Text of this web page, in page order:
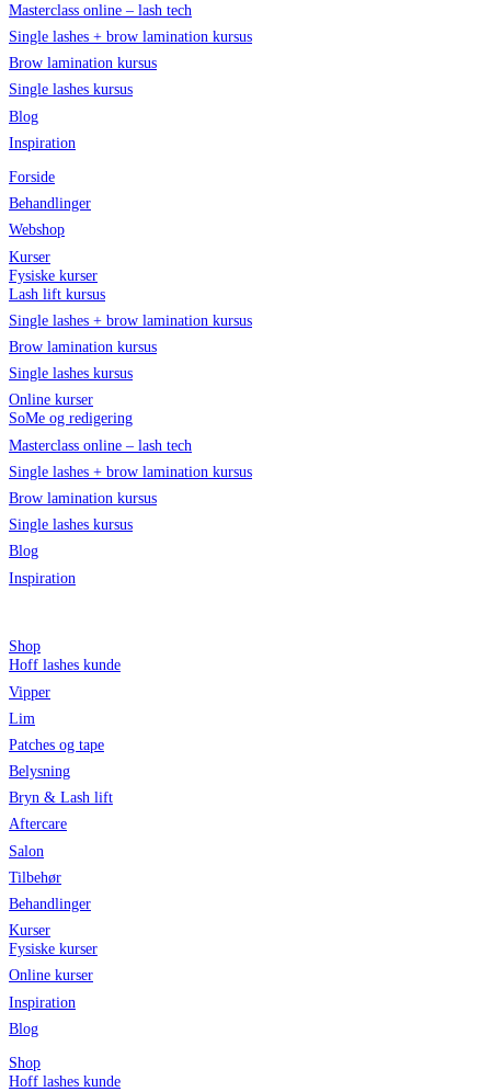
Masterclass online – lash tech
Single lashes + brow lamination kursus
Brow lamination kursus
Single lashes kursus
Blog
Inspiration
Forside
Behandlinger
Webshop
Kurser
Fysiske kurser
Lash lift kursus
Single lashes + brow lamination kursus
Brow lamination kursus
Single lashes kursus
Online kurser
SoMe og redigering
Masterclass online – lash tech
Single lashes + brow lamination kursus
Brow lamination kursus
Single lashes kursus
Blog
Inspiration
Shop
Hoff lashes kunde
Vipper
Lim
Patches og tape
Belysning
Bryn & Lash lift
Aftercare
Salon
Tilbehør
Behandlinger
Kurser
Fysiske kurser
Online kurser
Inspiration
Blog
Shop
Hoff lashes kunde